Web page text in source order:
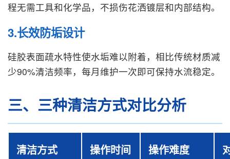
程无需工具和化学品，不损伤花洒镀层和内部结构。
3.长效防垢设计
硅胶表面疏水特性使水垢难以附着，相比传统材质减
少90%清洁频率，每月维护一次即可保持水流稳定。
三、三种清洁方式对比分析
清洁方式 操作时间 操作难度